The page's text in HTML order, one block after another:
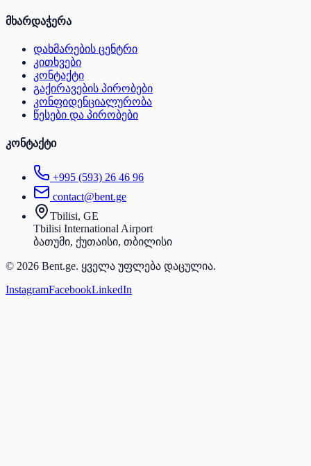
მხარდაჭერა
დახმარების ცენტრი
კითხვები
კონტაქტი
გაქირავების პირობები
კონფიდენციალურობა
წესები და პირობები
კონტაქტი
+995 (593) 26 46 96
contact@bent.ge
Tbilisi, GE
Tbilisi International Airport
ბათუმი, ქუთაისი, თბილისი
© 2026 Bent.ge. ყველა უფლება დაცულია.
InstagramFacebookLinkedIn